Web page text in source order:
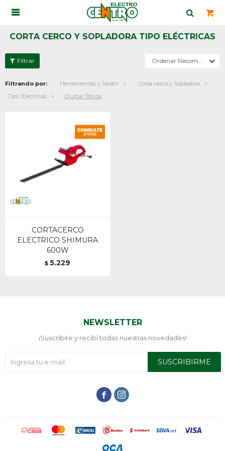

CORTA CERCO Y SOPLADORA TIPO ELÉCTRICAS
Recomendados
Filtrando por: Herramientas y Jardín
Corta cerco y Sopladora
Tipo: Eléctricas Quitar filtros
CORTACERCO
ELECTRICO SHIMURA
600W
$ 5.229
NEWSLETTER
¡Suscribite y recibí todas nuestras novedades!
SUSCRIBIRME
 